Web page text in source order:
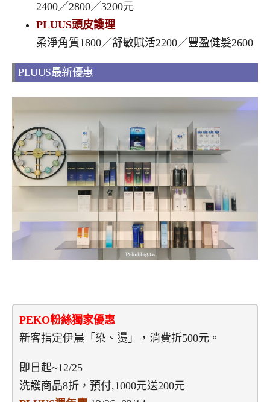
2400／2800／3200元
PLUUS頭皮護理
柔淨角質1800／舒敏賦活2200／豐盈健髮2600
PLUUS最新優惠
PEKO粉絲獨家優惠
新客指定伊晨「染、燙」，消費折500元。
即日起~12/25
洗護商品8折，預付,1000元送200元